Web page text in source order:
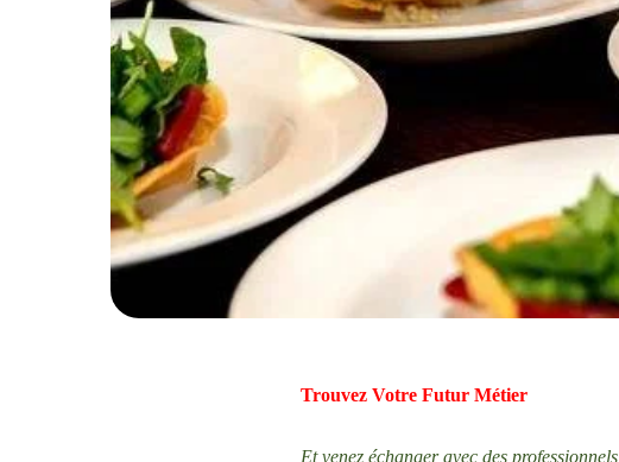
Trouvez Votre Futur Métier
Et venez échanger avec des professionnels